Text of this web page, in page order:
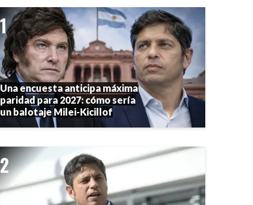
Una encuesta anticipa máxima
paridad para 2027: cómo sería
un balotaje Milei-Kicillof